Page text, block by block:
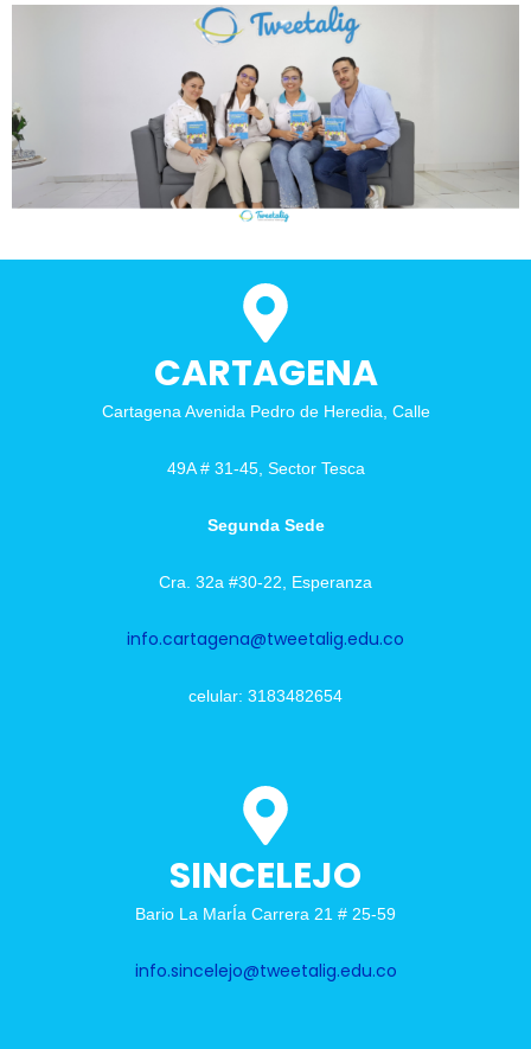
CARTAGENA
Cartagena Avenida Pedro de Heredia, Calle
49A # 31-45, Sector Tesca
Segunda Sede
Cra. 32a #30-22, Esperanza
info.cartagena@tweetalig.edu.co
celular: 3183482654
SINCELEJO
Bario La MarÍa Carrera 21 # 25-59
info.sincelejo@tweetalig.edu.co